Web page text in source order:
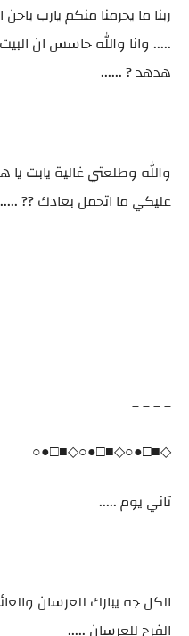
ربنا ما يحرمنا منكم يارب
..... وانا والله حاسس ان
هدهد ? ......
والله وطلعتي غالية يابت
عليكي ما اتحمل بعادك ?? .....
_ _ _ _
◇■□●○◇■□●○◇■□●○
تاني يوم .....
الكل جه يبارك للعرسان
الفرح للعرسان .....